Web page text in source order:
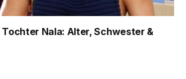
Tochter Nala: Alter, Schwester &